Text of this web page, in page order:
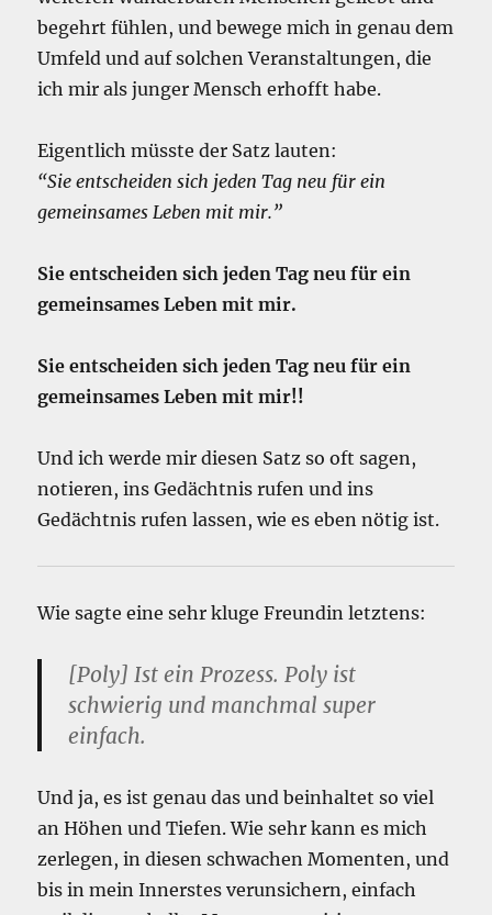
begehrt fühlen, und bewege mich in genau dem
Umfeld und auf solchen Veranstaltungen, die
ich mir als junger Mensch erhofft habe.
Eigentlich müsste der Satz lauten:
“Sie entscheiden sich jeden Tag neu für ein
gemeinsames Leben mit mir.”
Sie entscheiden sich jeden Tag neu für ein
gemeinsames Leben mit mir.
Sie entscheiden sich jeden Tag neu für ein
gemeinsames Leben mit mir!!
Und ich werde mir diesen Satz so oft sagen,
notieren, ins Gedächtnis rufen und ins
Gedächtnis rufen lassen, wie es eben nötig ist.
Wie sagte eine sehr kluge Freundin letztens:
[Poly] Ist ein Prozess. Poly ist
schwierig und manchmal super
einfach.
Und ja, es ist genau das und beinhaltet so viel
an Höhen und Tiefen. Wie sehr kann es mich
zerlegen, in diesen schwachen Momenten, und
bis in mein Innerstes verunsichern, einfach